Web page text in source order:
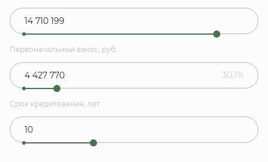
Первоначальный взнос, руб.
30.1%
Срок кредитования, лет